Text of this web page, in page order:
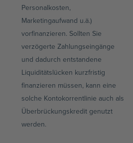
Personalkosten,
Marketingaufwand u.ä.)
vorfinanzieren. Sollten Sie
verzögerte Zahlungseingänge
und dadurch entstandene
Liquiditätslücken kurzfristig
finanzieren müssen, kann eine
solche Kontokorrentlinie auch als
Überbrückungskredit genutzt
werden.